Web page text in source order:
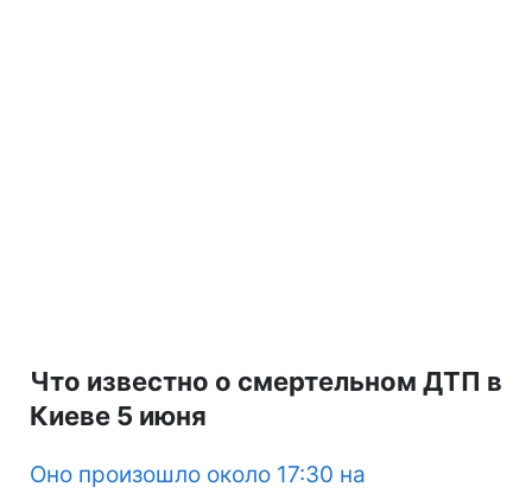
Что известно о смертельном ДТП в
Киеве 5 июня
Оно произошло около 17:30 на